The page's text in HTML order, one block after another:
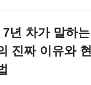
년 차가 말하는
진짜 이유와 현